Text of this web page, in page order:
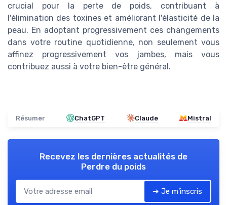
crucial pour la perte de poids, contribuant à
l'élimination des toxines et améliorant l'élasticité de la
peau. En adoptant progressivement ces changements
dans votre routine quotidienne, non seulement vous
affinez progressivement vos jambes, mais vous
contribuez aussi à votre bien-être général.
Résumer ChatGPT Claude Mistral
Recevez les dernières actualités de
Perdre du poids
➔ Je m'inscris